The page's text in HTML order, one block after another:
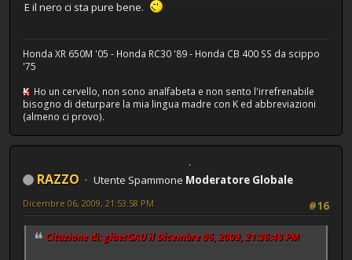
E il nero ci sta pure bene.
Honda XR 650M '05 - Honda RC30 '89 - Honda CB 400 SS da scippo
'75
KHo un cervello, non sono analfabeta e non sento l'irrefrenabile
bisogno di deturpare la mia lingua madre con K ed abbreviazioni
(almeno ci provo).
RAZZO Utente Spammone Moderatore Globale
#16
Dicembre 06, 2009, 21:53:58 PM
Citazione di: giberGAU il Dicembre 06, 2009, 21:36:48 PM